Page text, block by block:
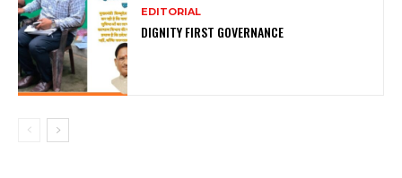
EDITORIAL
DIGNITY FIRST GOVERNANCE